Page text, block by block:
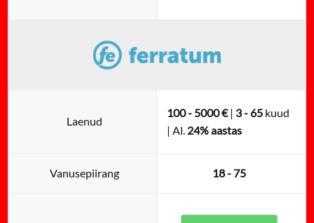
Laenud
100 - 5000 €| 3 - 65kuud
| Al. 24% aastas
Vanusepiirang 18 - 75